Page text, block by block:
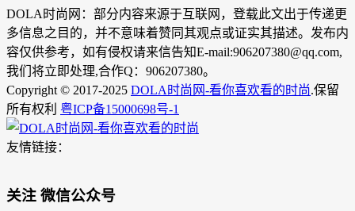
DOLA时尚网：部分内容来源于互联网，登载此文出于传递更
多信息之目的，并不意味着赞同其观点或证实其描述。发布内
容仅供参考，如有侵权请来信告知E-mail:906207380@qq.com,
我们将立即处理,合作Q：906207380。
Copyright © 2017-2025 DOLA时尚网-看你喜欢看的时尚.保留
所有权利 粤ICP备15000698号-1
友情链接：
关注 微信公众号